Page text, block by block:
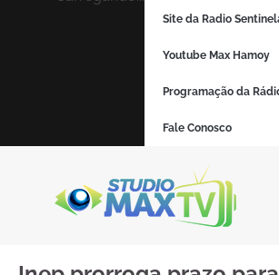
Site da Radio
Youtube Max Hamoy
Programação da
Fale Conosco